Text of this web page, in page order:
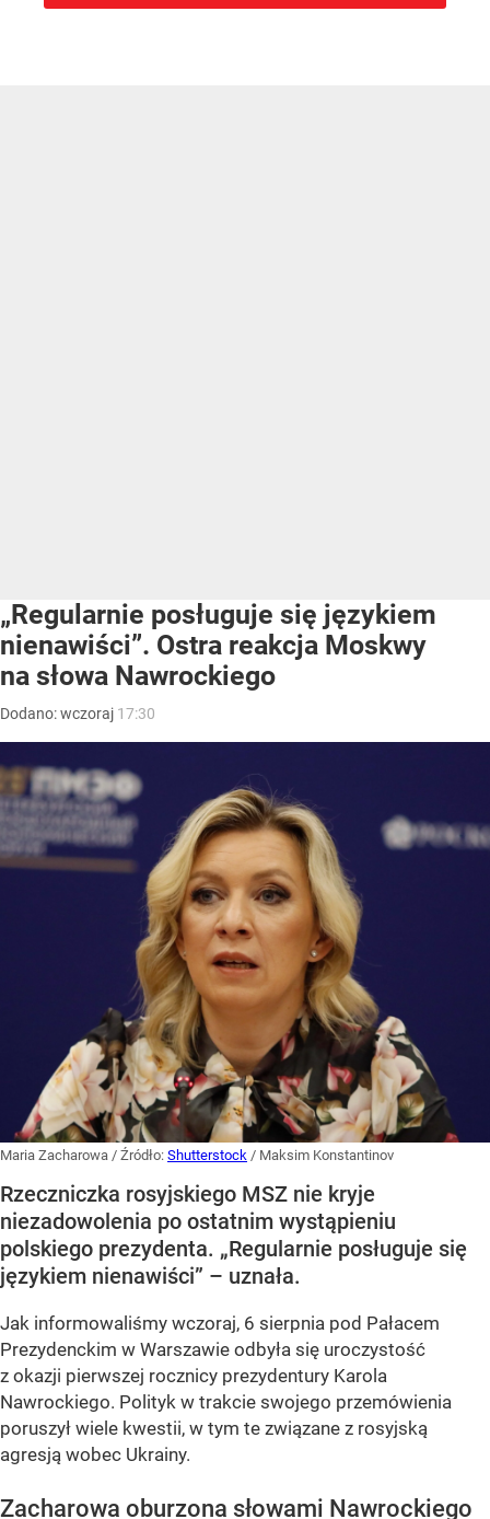
„Regularnie posługuje się językiem
nienawiści”. Ostra reakcja Moskwy
na słowa Nawrockiego
Dodano:wczoraj 17:30
Maria Zacharowa / Źródło: Shutterstock / Maksim Konstantinov
Rzeczniczka rosyjskiego MSZ nie kryje
niezadowolenia po ostatnim wystąpieniu
polskiego prezydenta. „Regularnie posługuje się
językiem nienawiści” – uznała.
Jak informowaliśmy wczoraj, 6 sierpnia pod Pałacem
Prezydenckim w Warszawie odbyła się uroczystość
z okazji pierwszej rocznicy prezydentury Karola
Nawrockiego. Polityk w trakcie swojego przemówienia
poruszył wiele kwestii, w tym te związane z rosyjską
agresją wobec Ukrainy.
Zacharowa oburzona słowami Nawrockiego